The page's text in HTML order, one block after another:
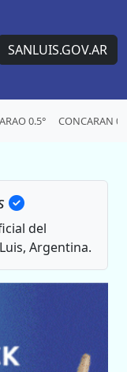
SANLUIS.GOV.AR
0.5° CONCARAN
del
Argentina.